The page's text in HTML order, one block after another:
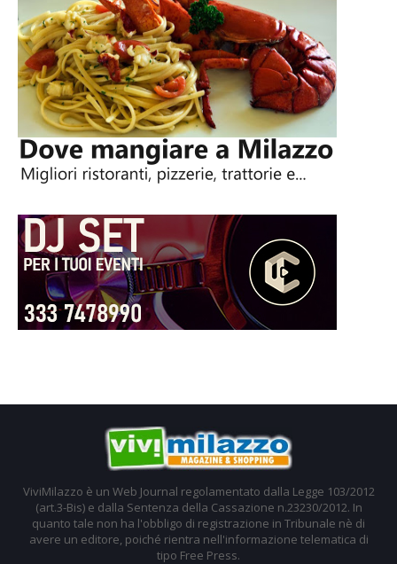
ViviMilazzo è un Web Journal regolamentato dalla Legge 103/2012
(art.3-Bis) e dalla Sentenza della Cassazione n.23230/2012. In
quanto tale non ha l'obbligo di registrazione in Tribunale nè di
avere un editore, poiché rientra nell'informazione telematica di
tipo Free Press.